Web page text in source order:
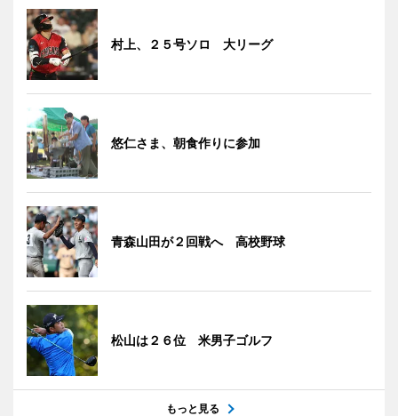
村上、２５号ソロ 大リーグ
悠仁さま、朝食作りに参加
青森山田が２回戦へ 高校野球
松山は２６位 米男子ゴルフ
もっと見る